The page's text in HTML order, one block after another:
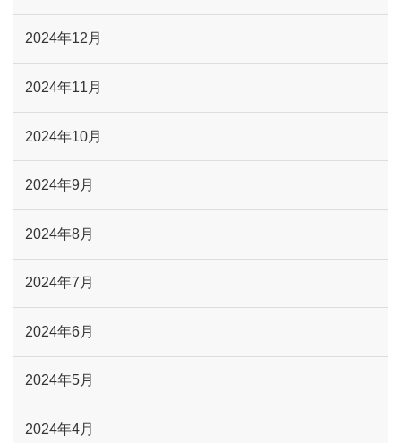
2024年12月
2024年11月
2024年10月
2024年9月
2024年8月
2024年7月
2024年6月
2024年5月
2024年4月